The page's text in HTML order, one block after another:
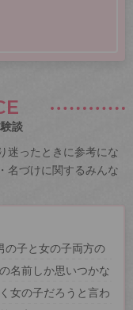
談
迷ったときに参考にな
名づけに関するみんな
の子と女の子両方の
名前しか思いつかな
女の子だろうと言わ